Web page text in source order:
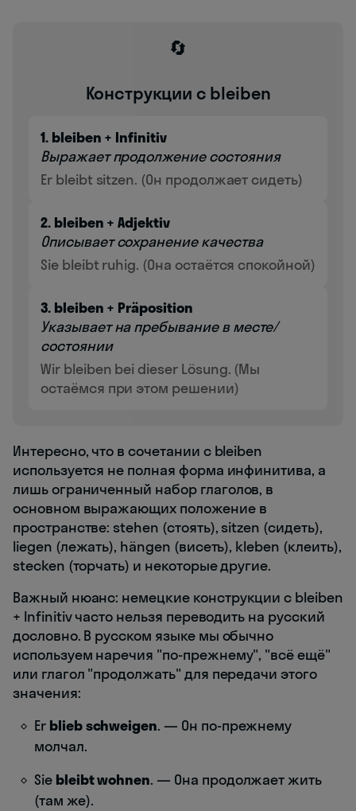
🔄
Конструкции с bleiben
1. bleiben + Infinitiv
Выражает продолжение состояния
Er bleibt sitzen. (Он продолжает сидеть)
2. bleiben + Adjektiv
Описывает сохранение качества
Sie bleibt ruhig. (Она остаётся спокойной)
3. bleiben + Präposition
Указывает на пребывание в месте/
состоянии
Wir bleiben bei dieser Lösung. (Мы
остаёмся при этом решении)
Интересно, что в сочетании с bleiben
используется не полная форма инфинитива, а
лишь ограниченный набор глаголов, в
основном выражающих положение в
пространстве: stehen (стоять), sitzen (сидеть),
liegen (лежать), hängen (висеть), kleben (клеить),
stecken (торчать) и некоторые другие.
Важный нюанс: немецкие конструкции с bleiben
+ Infinitiv часто нельзя переводить на русский
дословно. В русском языке мы обычно
используем наречия "по-прежнему", "всё ещё"
или глагол "продолжать" для передачи этого
значения:
Er bliebschweigen. — Он по-прежнему
молчал.
Sie bleibtwohnen. — Она продолжает жить
(там же).